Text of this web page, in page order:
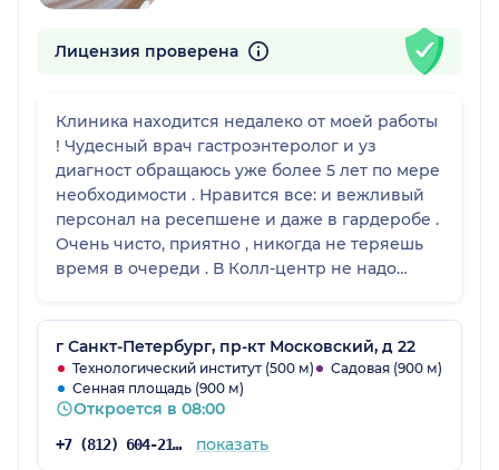
Лицензия проверена
Клиника находится недалеко от моей работы
! Чудесный врач гастроэнтеролог и уз
диагност обращаюсь уже более 5 лет по мере
необходимости . Нравится все: и вежливый
персонал на ресепшене и даже в гардеробе .
Очень чисто, приятно , никогда не теряешь
время в очереди . В Колл-центр не надо
обследований приходят в личный кабинет !
Рекомендую
г Санкт-Петербург, пр-кт Московский, д 22
Технологический институт (500 м)
Садовая (900 м)
Сенная площадь (900 м)
Откроется в 08:00
+7 (812) 604-21-68 показать